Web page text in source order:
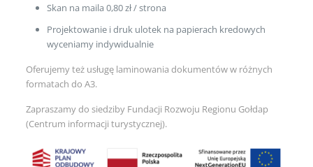
Skan na maila 0,80 zł / strona
Projektowanie i druk ulotek na papierach kredowych
wyceniamy indywidualnie
Oferujemy też usługę laminowania dokumentów w różnych
formatach do A3.
Zapraszamy do siedziby Fundacji Rozwoju Regionu Gołdap
(Centrum informacji turystycznej).